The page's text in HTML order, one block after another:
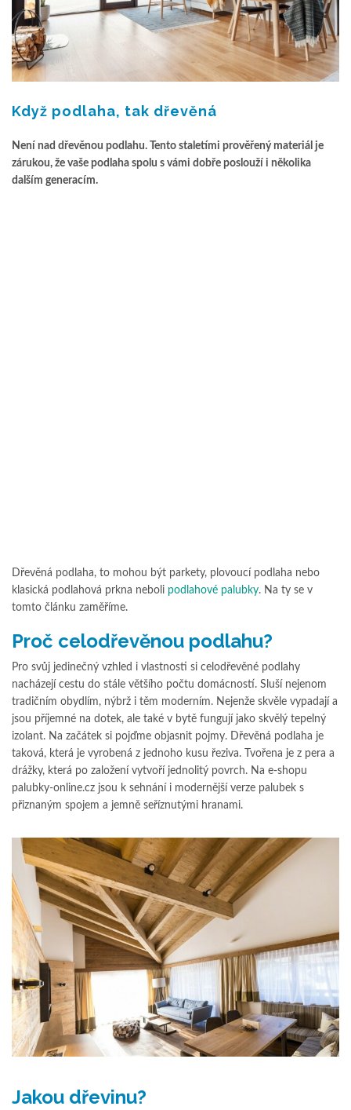
Když podlaha, tak dřevěná
Není nad dřevěnou podlahu. Tento staletími prověřený materiál je
zárukou, že vaše podlaha spolu s vámi dobře poslouží i několika
dalším generacím.
Dřevěná podlaha, to mohou být parkety, plovoucí podlaha nebo
klasická podlahová prkna neboli podlahové palubky. Na ty se v
tomto článku zaměříme.
Proč celodřevěnou podlahu?
Pro svůj jedinečný vzhled i vlastnosti si celodřevěné podlahy
nacházejí cestu do stále většího počtu domácností. Sluší nejenom
tradičním obydlím, nýbrž i těm moderním. Nejenže skvěle vypadají a
jsou příjemné na dotek, ale také v bytě fungují jako skvělý tepelný
izolant. Na začátek si pojďme objasnit pojmy. Dřevěná podlaha je
taková, která je vyrobená z jednoho kusu řeziva. Tvořena je z pera a
drážky, která po založení vytvoří jednolitý povrch. Na e-shopu
palubky-online.cz jsou k sehnání i modernější verze palubek s
přiznaným spojem a jemně seříznutými hranami.
Jakou dřevinu?